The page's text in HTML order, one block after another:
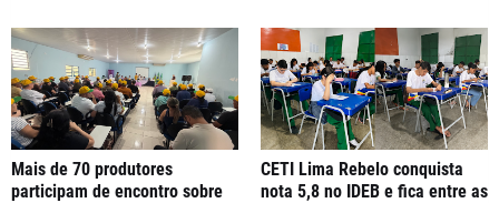
Mais de 70 produtores
participam de encontro sobre
CETI Lima Rebelo conquista
nota 5,8 no IDEB e fica entre as